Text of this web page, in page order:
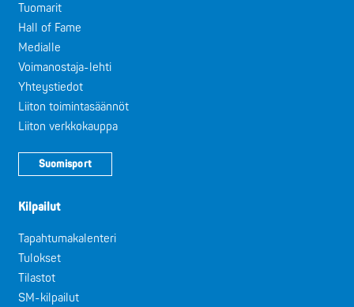
Tuomarit
Hall of Fame
Medialle
Voimanostaja-lehti
Yhteystiedot
Liiton toimintasäännöt
Liiton verkkokauppa
Suomisport
Kilpailut
Tapahtumakalenteri
Tulokset
Tilastot
SM-kilpailut